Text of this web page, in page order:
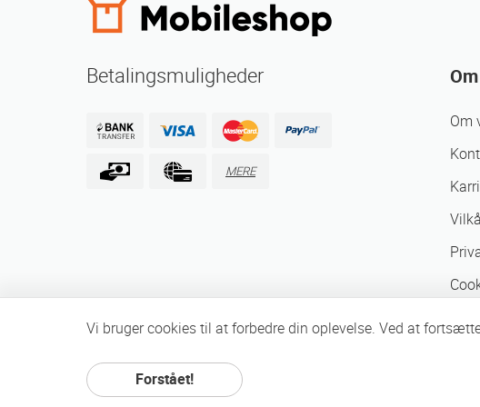
Betalingsmuligheder
MERE
Om
Vi bruger cookies til at forbedre din oplevelse. Ved at
Forstået!